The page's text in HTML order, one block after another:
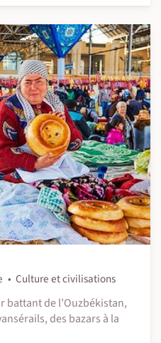
Culture et civilisations
de l’Ouzbékistan,
des bazars à la